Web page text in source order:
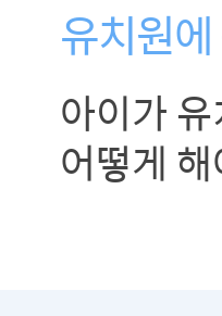
유치원
아이가
어떻게